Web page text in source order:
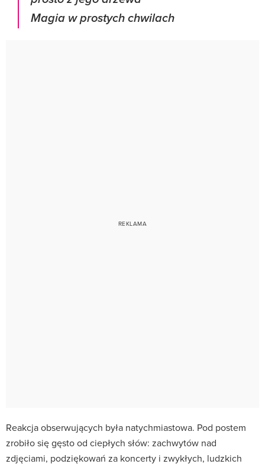
Magia w prostych chwilach
Reakcja obserwujących była natychmiastowa. Pod postem
zrobiło się gęsto od ciepłych słów: zachwytów nad
zdjęciami, podziękowań za koncerty i zwykłych, ludzkich